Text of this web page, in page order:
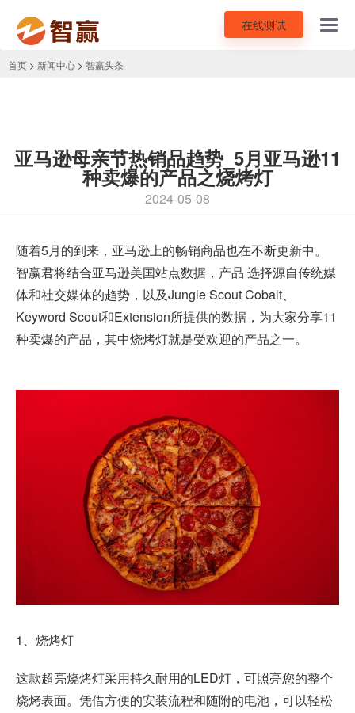
在线测试
首页 > 新闻中心 > 智赢头条
亚马逊母亲节热销品趋势_5月亚马逊11
种卖爆的产品之烧烤灯
2024-05-08
随着5月的到来，亚马逊上的畅销商品也在不断更新中。
智赢君将结合亚马逊美国站点数据，产品 选择源自传统媒
体和社交媒体的趋势，以及Jungle Scout Cobalt、
Keyword Scout和Extension所提供的数据，为大家分享11
种卖爆的产品，其中烧烤灯就是受欢迎的产品之一。
1、烧烤灯
这款超亮烧烤灯采用持久耐用的LED灯，可照亮您的整个
烧烤表面。凭借方便的安装流程和随附的电池，可以轻松